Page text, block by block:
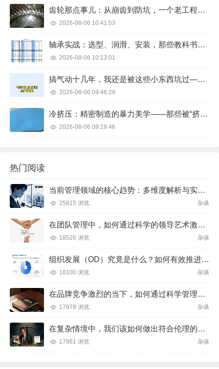
齿轮那点事儿：从崩齿到防坑，一个老工程师的实战吐槽
2026-08-06 10:41:53
轴承实战：选型、润滑、安装，那些教科书不写的门道
2026-08-06 10:13:01
搞气动十几年，我还是被这些小东西坑过——聊聊气动元件那些不吐不快的坑
2026-08-06 09:46:29
冷挤压：精密制造的暴力美学——那些被“挤”出来的零件
2026-08-06 09:19:46
热门阅读
当前管理领域的核心趋势：多维度解析与实践方向
25815 浏览 杂谈
在团队管理中，如何通过科学的领导艺术激发成员潜力并实现目标？
18526 浏览 杂谈
组织发展（OD）究竟是什么？如何有效推进并解决企业管理难题？
18100 浏览 杂谈
在品牌竞争激烈的当下，如何通过科学管理让品牌成为消费者心中不可替代的存在？
17978 浏览 杂谈
在复杂情境中，我们该如何做出符合伦理的决策？
17961 浏览 杂谈